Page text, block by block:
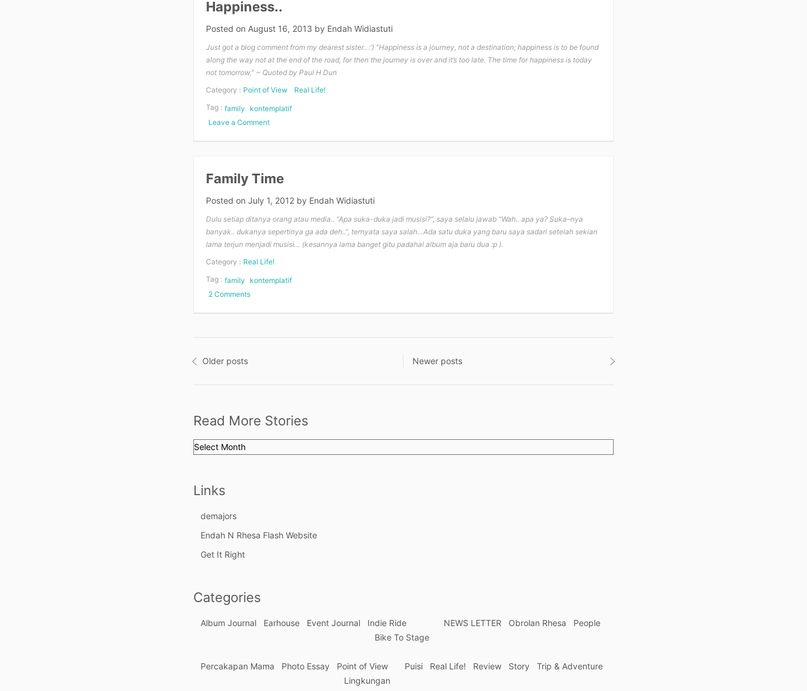
Happiness..
Posted on August 16, 2013 by Endah Widiastuti
Just got a blog comment from my dearest sister.. :’) “Happiness is a journey, not a destination; happiness is to be found
along the way not at the end of the road, for then the journey is over and it’s too late. The time for happiness is today
not tomorrow.” ~ Quoted by Paul H Dun
Category : Point of View
Real Life!
Tag : family
kontemplatif
Leave a Comment
Family Time
Posted on July 1, 2012 by Endah Widiastuti
Dulu setiap ditanya orang atau media.. “Apa suka-duka jadi musisi?”, saya selalu jawab “Wah.. apa ya? Suka–nya
banyak.. dukanya sepertinya ga ada deh..”, ternyata saya salah…Ada satu duka yang baru saya sadari setelah sekian
lama terjun menjadi musisi… (kesannya lama banget gitu padahal album aja baru dua :p ).
Category : Real Life!
Tag : family
kontemplatif
2 Comments
Posts
navigation
Older posts Newer posts
Read More Stories
Read
Links
demajors
Endah N Rhesa Flash Website
Get It Right
Categories
Album Journal Earhouse Event Journal
Indie Ride
Bike To Stage
NEWS LETTER Obrolan Rhesa People
Percakapan Mama Photo Essay
Point of View
Lingkungan
Puisi Real Life! Review Story Trip & Adventure